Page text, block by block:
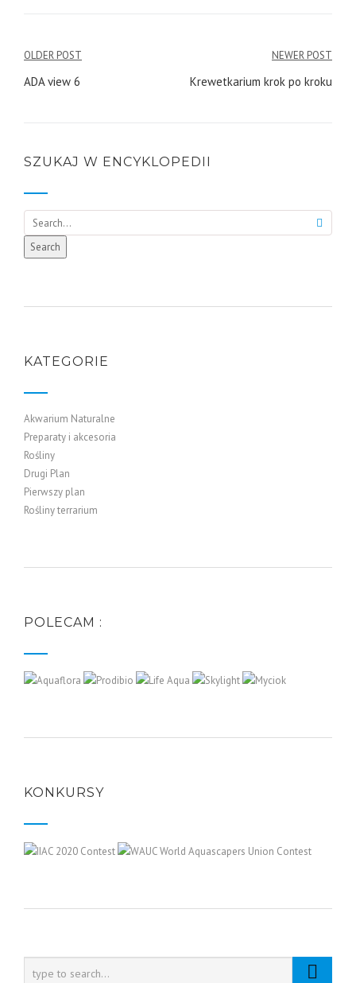
Nawigacja
wpisu
OLDER POST
ADA view 6
NEWER POST
Krewetkarium krok po kroku
SZUKAJ W ENCYKLOPEDII
Search
Search
KATEGORIE
Akwarium Naturalne
Preparaty i akcesoria
Rośliny
Drugi Plan
Pierwszy plan
Rośliny terrarium
POLECAM :
KONKURSY